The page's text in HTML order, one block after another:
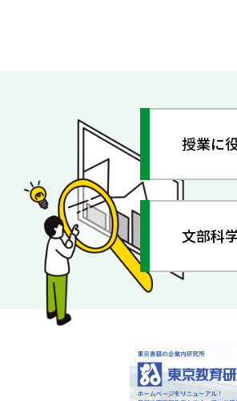
授業に
文部科